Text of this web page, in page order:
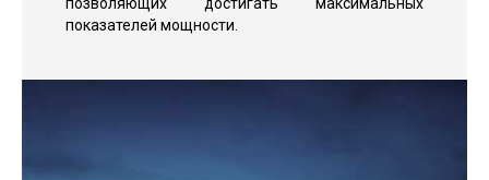
показателей мощности.